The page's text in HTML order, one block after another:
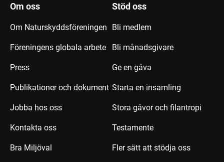
Om oss
Om Naturskyddsföreningen
Föreningens globala arbete
Press
Publikationer och dokument
Jobba hos oss
Kontakta oss
Bra Miljöval
Stöd oss
Bli medlem
Bli månadsgivare
Ge en gåva
Starta en insamling
Stora gåvor och filantropi
Testamente
Fler sätt att stödja oss